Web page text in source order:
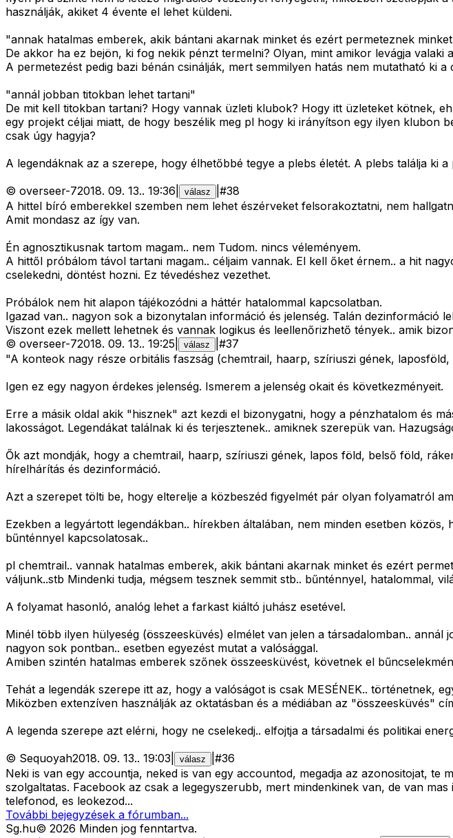
használják, akiket 4 évente el lehet küldeni.
"annak hatalmas emberek, akik bántani akarnak minket és ezért permeteznek
De akkor ha ez bejön, ki fog nekik pénzt termelni? Olyan, mint amikor levágja valaki
A permetezést pedig bazi bénán csinálják, mert semmilyen hatás nem mutatható ki
"annál jobban titokban lehet tartani"
De mit kell titokban tartani? Hogy vannak üzleti klubok? Hogy itt üzleteket kötnek,
egy projekt céljai miatt, de hogy beszélik meg pl hogy ki irányítson egy ilyen klubon
csak úgy hagyja?
A legendáknak az a szerepe, hogy élhetőbbé tegye a plebs életét. A plebs találja ki
© overseer-72018. 09. 13.. 19:36 válasz #38
A hittel bíró emberekkel szemben nem lehet észérveket felsorakoztatni, nem
Amit mondasz az így van.
Én agnosztikusnak tartom magam.. nem Tudom. nincs véleményem.
A hittől próbálom távol tartani magam.. céljaim vannak. El kell őket érnem.. a hit
cselekedni, döntést hozni. Ez tévedéshez vezethet.
Próbálok nem hit alapon tájékozódni a háttér hatalommal kapcsolatban.
Igazad van.. nagyon sok a bizonytalan információ és jelenség. Talán dezinformáció
Viszont ezek mellett lehetnek és vannak logikus és leellenőrizhető tények.. amik
© overseer-72018. 09. 13.. 19:25 válasz #37
"A konteok nagy része orbitális faszság (chemtrail, haarp, szíriuszi gének,
Igen ez egy nagyon érdekes jelenség. Ismerem a jelenség okait és következményeit.
Erre a másik oldal akik "hisznek" azt kezdi el bizonygatni, hogy a pénzhatalom és
lakosságot. Legendákat találnak ki és terjesztenek.. amiknek szerepük van.
Ők azt mondják, hogy a chemtrail, haarp, szíriuszi gének, lapos föld, belső föld,
hírelhárítás és dezinformáció.
Azt a szerepet tölti be, hogy elterelje a közbeszéd figyelmét pár olyan folyamatról
Ezekben a legyártott legendákban.. hírekben általában, nem minden esetben
bűnténnyel kapcsolatosak..
pl chemtrail.. vannak hatalmas emberek, akik bántani akarnak minket és ezért
váljunk..stb Mindenki tudja, mégsem tesznek semmit stb.. bűnténnyel, hatalommal,
A folyamat hasonló, analóg lehet a farkast kiáltó juhász esetével.
Minél több ilyen hülyeség (összeesküvés) elmélet van jelen a társadalomban..
nagyon sok pontban.. esetben egyezést mutat a valósággal.
Amiben szintén hatalmas emberek szőnek összeesküvést, követnek el
Tehát a legendák szerepe itt az, hogy a valóságot is csak MESÉNEK.. történetnek,
Miközben extenzíven használják az oktatásban és a médiában az "összeesküvés"
A legenda szerepe azt elérni, hogy ne cselekedj.. elfojtja a társadalmi és politikai
© Sequoyah2018. 09. 13.. 19:03 válasz #36
Neki is van egy accountja, neked is van egy accountod, megadja az azonositojat,
szolgaltatas. Facebook az csak a legegyszerubb, mert mindenkinek van, de van
telefonod, es leokezod...
További bejegyzések a fórumban...
Sg.hu© 2026 Minden jog fenntartva.